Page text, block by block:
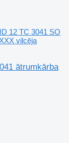
12 TC 3041 SO
vilcēja
ātrumkārba